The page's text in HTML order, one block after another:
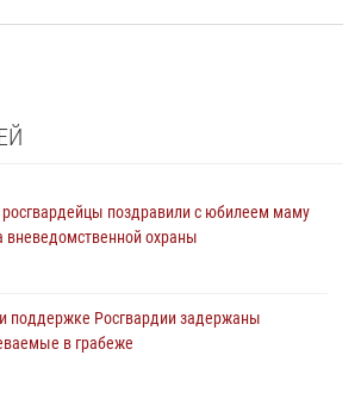
росгвардейцы поздравили с юбилеем маму
вневедомственной охраны
поддержке Росгвардии задержаны
в грабеже